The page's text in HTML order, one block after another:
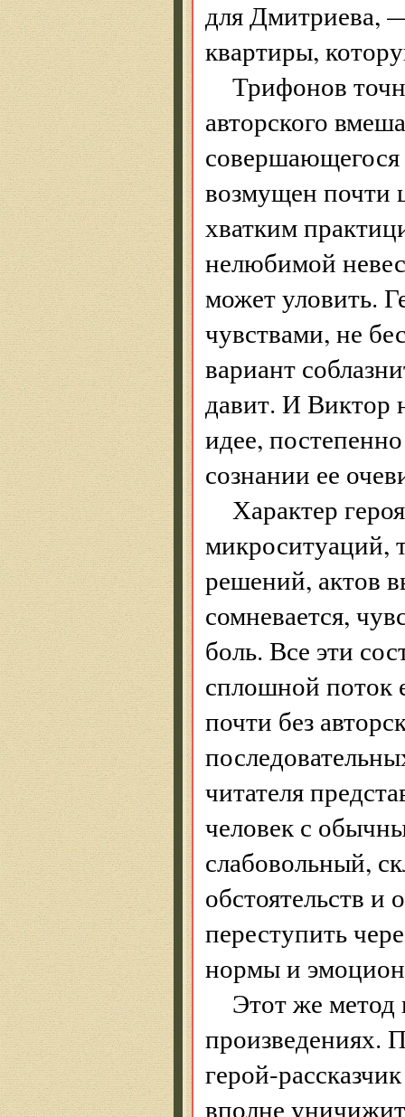
для Дмитриева,
квартиры,
Трифонов
авторского
возмущен почти
хватким
нелюбимой
может уловить.
чувствами, не
вариант
давит. И Виктор
идее,
сознании ее
Характер
микроситуаций,
решений, актов
сомневается,
боль. Все эти
сплошной поток
почти без
читателя
человек с
слабовольный,
обстоятельств
переступить
нормы и
Этот же метод
произведениях.
герой-
вполне